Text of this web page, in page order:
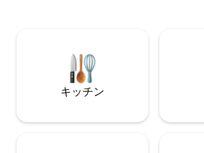
または専用のロフトスペース。ここで
は、自然と現代的なテイストが融合し、
地域の文化と先祖代々受け継がれる生活
様式が称えられています。
キッチン